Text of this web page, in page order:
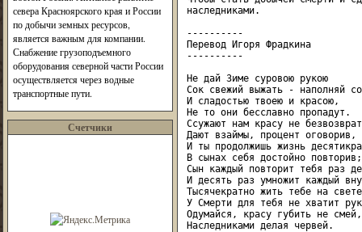
севера Красноярского края и России
по добычи земных ресурсов,
является важным для компании.
Снабжение грузоподъемного
оборудования северной части России
осуществляется через водные
транспортные пути.
Счетчики
наследниками.
----------
Перевод Игоря Фрадкина
----------
Не дай Зиме суровою рукою
Сок свежий выжать - наполняй
И сладостью твоею и красою,
Не то они бесславно пропадут.
Ссужают нам красу не
Дают взаймы, процент оговорив,
И ты продолжишь жизнь
В сынах себя достойно повторив;
Сын каждый повторит тебя раз
И десять раз умножит каждый
Тысячекратно жить тебе на
У Смерти для тебя не хватит
Одумайся, красу губить не смей,
Наследниками делая червей.